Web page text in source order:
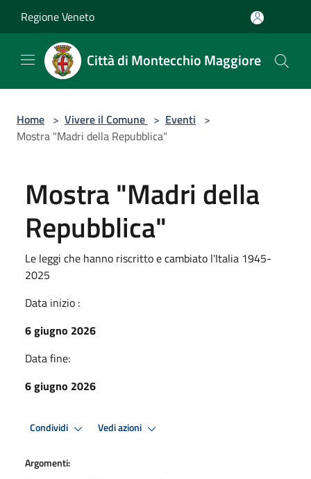
Regione Veneto
Città di Montecchio Maggiore
Home > Vivere il Comune > Eventi >
Mostra "Madri della Repubblica"
Mostra "Madri della
Repubblica"
Le leggi che hanno riscritto e cambiato l'Italia 1945-
2025
Data inizio :
6 giugno 2026
Data fine:
6 giugno 2026
Condividi Vedi azioni
Argomenti: